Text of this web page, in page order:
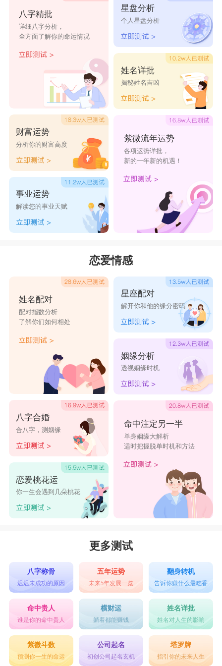
太平洋托管中心 愉悦托管中心
远笛托管班 爱什托管班
小复旦托管班
安乐园托管班 梦斗士托管班 天外天托管班
八字精批
详细八字分析，
全方面了解你的命运情况
财富运势
分析你的财富高度
事业运势
解读您的事业天赋
星盘分析
个人星盘分析
姓名详批
揭秘姓名吉凶
紫微流年运势
各项运势详批，
新的一年新的机遇！
恋爱情感
姓名配对
配对指数分析
了解你们如何相处
八字合婚
合八字，测姻缘
恋爱桃花运
你一生会遇到几朵桃花
星座配对
解开你和他的缘分密码
姻缘分析
透视姻缘时机
命中注定另一半
单身姻缘大解析
适时把握脱单时机和方法
更多测试
八字称骨
迟迟未成功的原因
五年运势
未来5年发展一览
翻身转机
告诉你赚什么最吃香
命中贵人
谁是你的命中贵人
横财运
躺着都能赚钱
姓名详批
姓名对人生的影响
紫微斗数
预测你一生的命运
公司起名
初创公司起名玄机
塔罗牌
指引你的未来人生